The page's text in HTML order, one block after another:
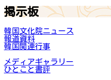
掲示板
韓国文化院ニュース
報道資料
韓国関連行事
メディアギャラリー
ひとこと書評